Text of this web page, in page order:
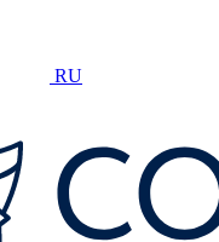
RU